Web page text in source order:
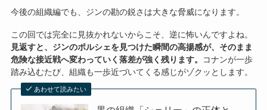
今後の組織編でも、ジンの勘の鋭さは大きな脅威になります。
この回では完全に見抜かれないからこそ、逆に怖いんですよね。
見返すと、ジンのポルシェを見つけた瞬間の高揚感が、そのまま
危険な接近戦へ変わっていく落差が強く残ります。
コナンが一歩
踏み込むたび、組織も一歩近づいてくる感じがゾクッとします。
あわせて読みたい